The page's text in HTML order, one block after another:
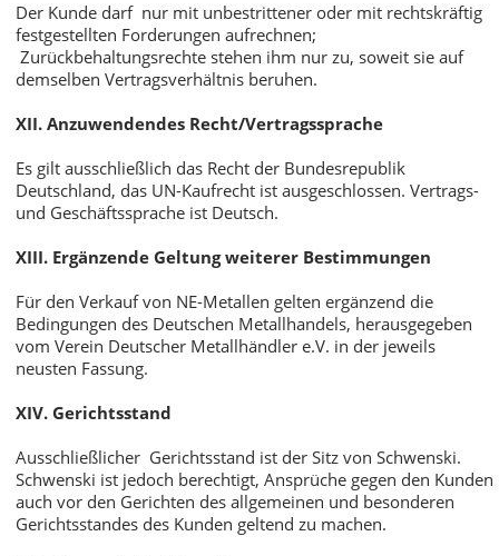
Der Kunde darf nur mit unbestrittener oder mit rechtskräftig
festgestellten Forderungen aufrechnen;
Zurückbehaltungsrechte stehen ihm nur zu, soweit sie auf
demselben Vertragsverhältnis beruhen.
XII. Anzuwendendes Recht/Vertragssprache
Es gilt ausschließlich das Recht der Bundesrepublik
Deutschland, das UN-Kaufrecht ist ausgeschlossen. Vertrags-
und Geschäftssprache ist Deutsch.
XIII. Ergänzende Geltung weiterer Bestimmungen
Für den Verkauf von NE-Metallen gelten ergänzend die
Bedingungen des Deutschen Metallhandels, herausgegeben
vom Verein Deutscher Metallhändler e.V. in der jeweils
neusten Fassung.
XIV. Gerichtsstand
Ausschließlicher Gerichtsstand ist der Sitz von Schwenski.
Schwenski ist jedoch berechtigt, Ansprüche gegen den Kunden
auch vor den Gerichten des allgemeinen und besonderen
Gerichtsstandes des Kunden geltend zu machen.